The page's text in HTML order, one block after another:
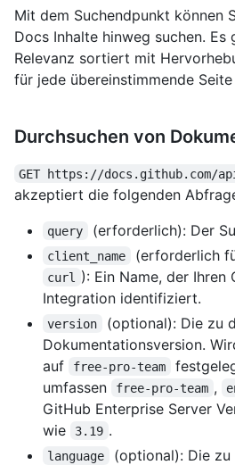
Mit dem Suchendpunkt können
Docs Inhalte hinweg suchen. Es
Relevanz sortiert mit
für jede übereinstimmende
Durchsuchen von
GET https://docs.github.com/
akzeptiert die folgenden
query (erforderlich): Der
client_name (erforderlich
curl
): Ein Name, der Ihren
Integration identifiziert.
version
(optional): Die zu
Dokumentationsversion.
auf
free-pro-team
umfassen
free-pro-team ,
GitHub Enterprise Server
wie
3.19 .
language
(optional): Die zu